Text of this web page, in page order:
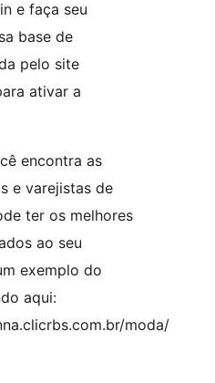
e faça seu
base de
pelo site
ativar a
encontra as
e varejistas de
ter os melhores
ao seu
exemplo do
aqui:
moda/